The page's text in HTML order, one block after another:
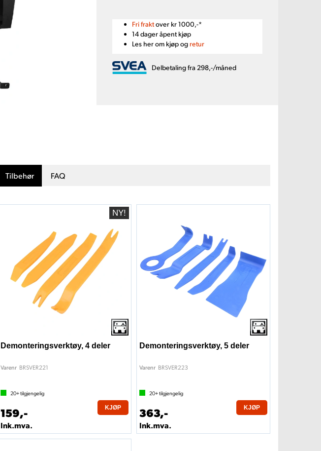
Fri fraktover kr 1000,-*
14 dager åpent kjøp
Les her om kjøp og retur
Delbetaling fra 298,-/måned
Tilbehør FAQ
Demonteringsverktøy, 4 deler
Varenr BRSVER221
20+tilgjengelig
159,-
Ink.mva.
KJØP
Demonteringsverktøy, 5 deler
Varenr BRSVER223
20+tilgjengelig
363,-
Ink.mva.
KJØP